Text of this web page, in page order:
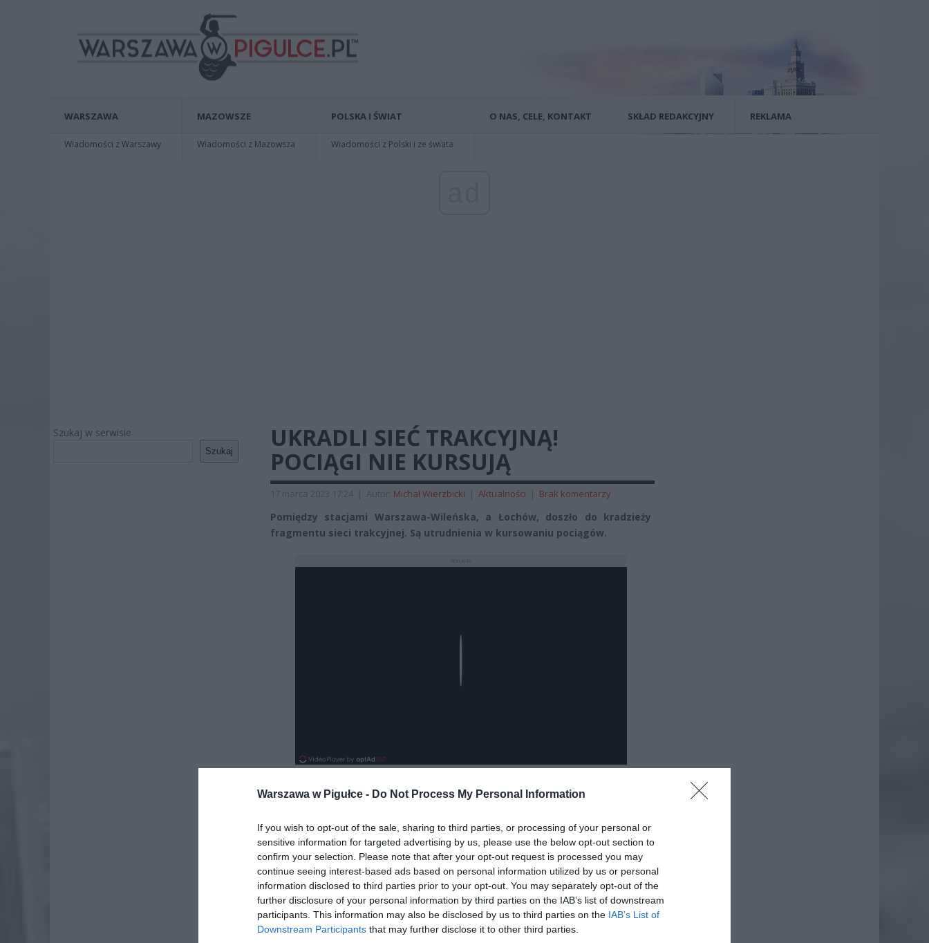
Warszawa w Pigułce - Do Not Process My Personal Information
If you wish to opt-out of the sale, sharing to third parties, or processing of your personal or
sensitive information for targeted advertising by us, please use the below opt-out section to
confirm your selection. Please note that after your opt-out request is processed you may
continue seeing interest-based ads based on personal information utilized by us or personal
information disclosed to third parties prior to your opt-out. You may separately opt-out of the
further disclosure of your personal information by third parties on the IAB’s list of downstream
participants. This information may also be disclosed by us to third parties on the IAB’s List of
Downstream Participants that may further disclose it to other third parties.
WARSZAWA
Wiadomości z Warszawy
MAZOWSZE
Wiadomości z Mazowsza
POLSKA I ŚWIAT
Wiadomości z Polski i ze świata
O NAS, CELE, KONTAKT SKŁAD REDAKCYJNY REKLAMA
Szukaj w serwisie
Szukaj
UKRADLI SIEĆ TRAKCYJNĄ!
POCIĄGI NIE KURSUJĄ
17 marca 2023 17:24 | Autor: Michał Wierzbicki | Aktualności | Brak komentarzy
Pomiędzy stacjami Warszawa-Wileńska, a Łochów, doszło do kradzieży
fragmentu sieci trakcyjnej. Są utrudnienia w kursowaniu pociągów.
ad